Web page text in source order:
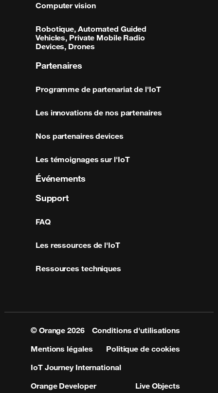
Computer vision
Robotique, Automated Guided
Vehicles, Private Mobile Radio
Devices, Drones
Partenaires
Programme de partenariat de l'IoT
Les innovations de nos partenaires
Nos partenaires devices
Les témoignages sur l'IoT
Événements
Support
FAQ
Les ressources de l'IoT
Ressources techniques
© Orange2026
Conditions d'utilisations
Mentions légales
Politique de cookies
IoT Journey International
Orange Developer
Live Objects